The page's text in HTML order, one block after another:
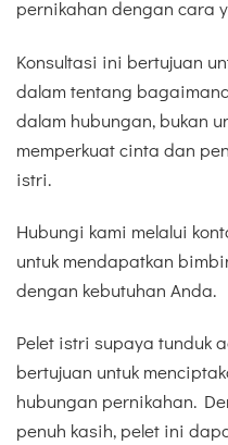
pernikahan dengan cara
Konsultasi ini bertujuan
dalam tentang
dalam hubungan, bukan
memperkuat cinta dan
istri.
Hubungi kami melalui
untuk mendapatkan
dengan kebutuhan Anda.
Pelet istri supaya tunduk
bertujuan untuk
hubungan pernikahan.
penuh kasih, pelet ini